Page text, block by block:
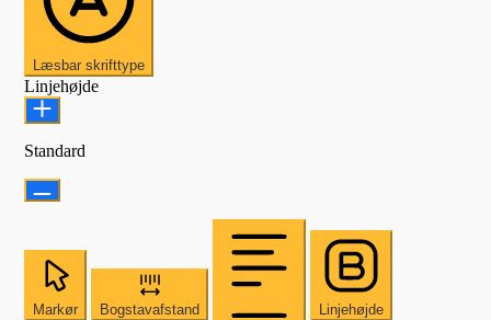
Læsbar skrifttype
Linjehøjde
Standard
Markør Bogstavafstand Linjehøjde